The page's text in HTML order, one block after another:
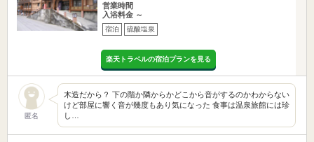
営業時間
入浴料金 ～
宿泊 硫酸塩泉
楽天トラベルの宿泊プランを見る
匿名
木造だから？ 下の階か隣からかどこから音がするのかわからない
けど部屋に響く音が幾度もあり気になった 食事は温泉旅館には珍
し…